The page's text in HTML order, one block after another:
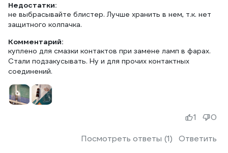
Недостатки:
не выбрасывайте блистер. Лучше хранить в нем, т.к. нет
защитного колпачка.
Комментарий:
куплено для смазки контактов при замене ламп в фарах.
Стали подзакусывать. Ну и для прочих контактных
соединений.
Посмотреть ответы (1) Ответить
1 0